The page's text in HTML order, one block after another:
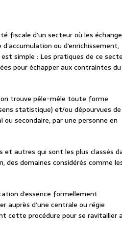
fiscale d’un secteur où les
ou d’enrichissement,
simple : Les pratiques de ce
pour échapper aux contraintes du
on trouve pêle-mêle toute forme
statistique) et/ou dépourvues de
secondaire, par une personne en
et autres qui sont les plus classés
domaines considérés comme
d’essence formellement
auprès d’une centrale ou régie
cette procédure pour se ravitailler